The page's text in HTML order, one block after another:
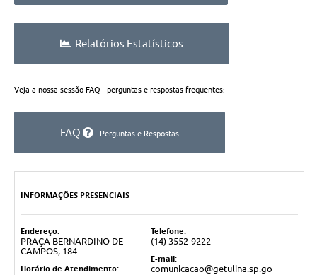
Relatórios Estatísticos
Veja a nossa sessão FAQ - perguntas e respostas frequentes:
FAQ - Perguntas e Respostas
INFORMAÇÕES PRESENCIAIS
Endereço:
PRAÇA BERNARDINO DE
CAMPOS, 184
Horário de Atendimento:
Telefone:
(14) 3552-9222
E-mail:
comunicacao@getulina.sp.go